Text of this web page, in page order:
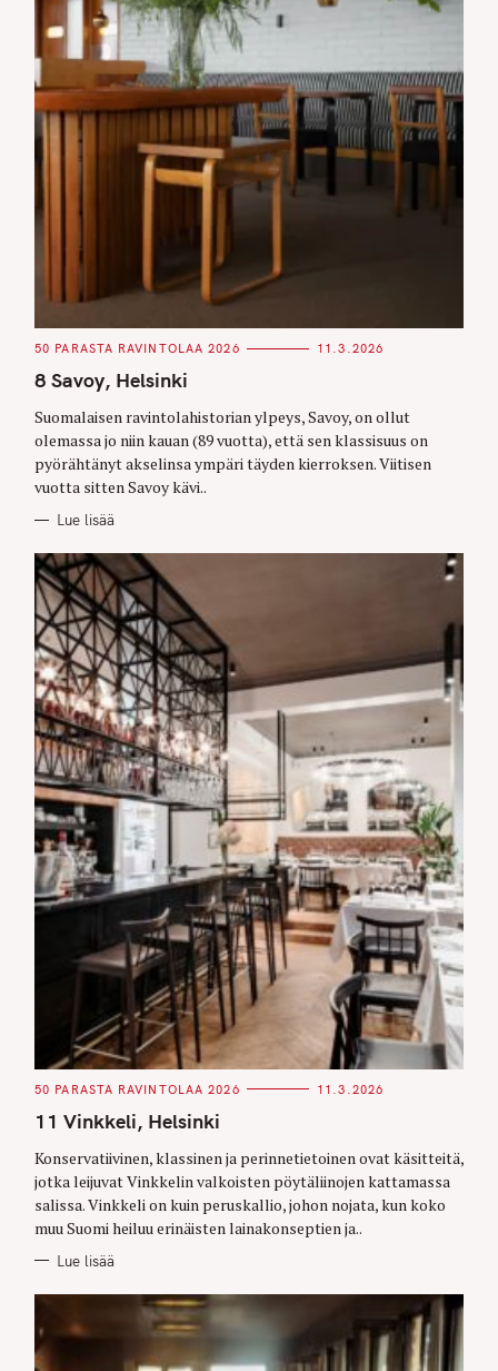
C
T
E
O
R
I
S
50 PARASTA RAVINTOLAA 2026 11.3.2026
8 Savoy, Helsinki
Suomalaisen ravintolahistorian ylpeys, Savoy, on ollut
olemassa jo niin kauan (89 vuotta), että sen klassisuus on
pyörähtänyt akselinsa ympäri täyden kierroksen. Viitisen
vuotta sitten Savoy kävi..
Lue lisää
C
T
E
O
R
I
E
S
50 PARASTA RAVINTOLAA 2026 11.3.2026
11 Vinkkeli, Helsinki
Konservatiivinen, klassinen ja perinnetietoinen ovat käsitteitä,
jotka leijuvat Vinkkelin valkoisten pöytäliinojen kattamassa
salissa. Vinkkeli on kuin peruskallio, johon nojata, kun koko
muu Suomi heiluu erinäisten lainakonseptien ja..
Lue lisää